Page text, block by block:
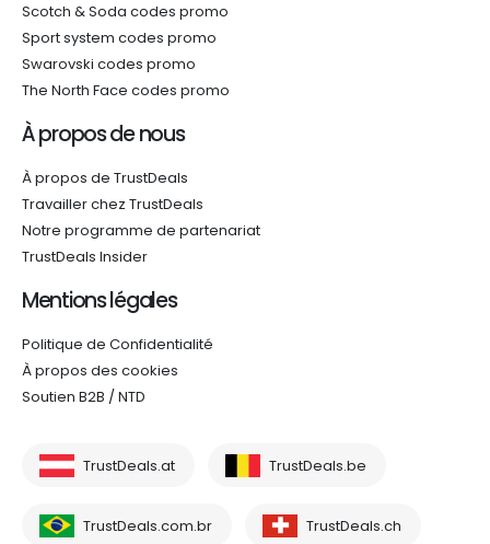
Scotch & Soda codes promo
Sport system codes promo
Swarovski codes promo
The North Face codes promo
À propos de nous
À propos de TrustDeals
Travailler chez TrustDeals
Notre programme de partenariat
TrustDeals Insider
Mentions légales
Politique de Confidentialité
À propos des cookies
Soutien B2B / NTD
TrustDeals.at TrustDeals.be
TrustDeals.com.br TrustDeals.ch